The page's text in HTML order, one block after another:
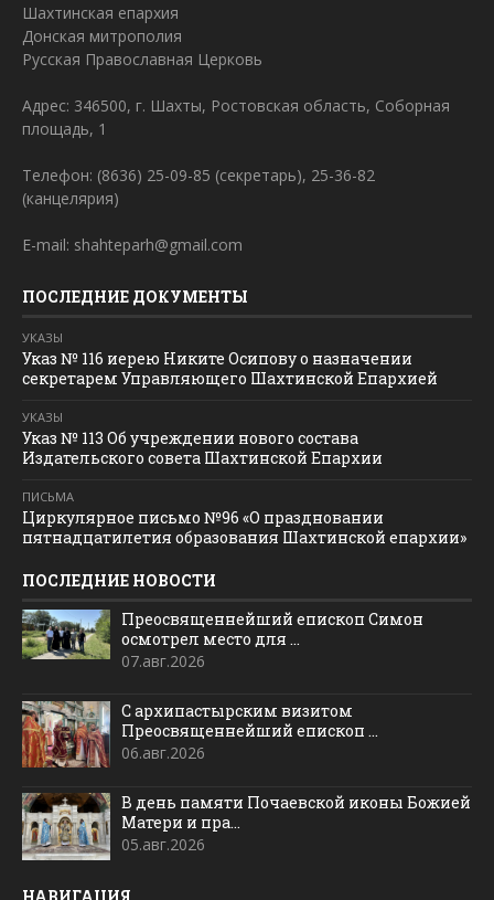
Шахтинская епархия
Донская митрополия
Русская Православная Церковь
Адрес: 346500, г. Шахты, Ростовская область, Соборная
площадь, 1
Телефон: (8636) 25-09-85 (секретарь), 25-36-82
(канцелярия)
E-mail: shahteparh@gmail.com
ПОСЛЕДНИЕ ДОКУМЕНТЫ
УКАЗЫ
Указ № 116 иерею Никите Осипову о назначении
секретарем Управляющего Шахтинской Епархией
УКАЗЫ
Указ № 113 Об учреждении нового состава
Издательского совета Шахтинской Епархии
ПИСЬМА
Циркулярное письмо №96 «О праздновании
пятнадцатилетия образования Шахтинской епархии»
ПОСЛЕДНИЕ НОВОСТИ
Преосвященнейший епископ Симон
осмотрел место для ...
07.авг.2026
С архипастырским визитом
Преосвященнейший епископ ...
06.авг.2026
В день памяти Почаевской иконы Божией
Матери и пра...
05.авг.2026